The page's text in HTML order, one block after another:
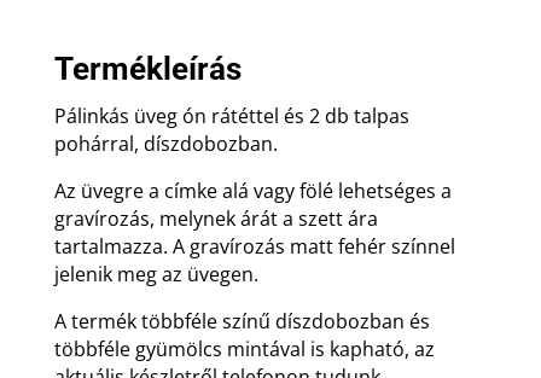
Termékleírás
Pálinkás üveg ón rátéttel és 2 db talpas
pohárral, díszdobozban.
Az üvegre a címke alá vagy fölé lehetséges a
gravírozás, melynek árát a szett ára
tartalmazza. A gravírozás matt fehér színnel
jelenik meg az üvegen.
A termék többféle színű díszdobozban és
többféle gyümölcs mintával is kapható, az